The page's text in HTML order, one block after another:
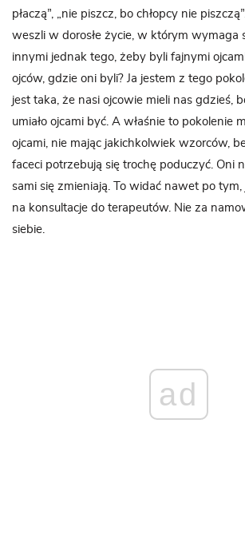
płaczą”, „nie piszcz, bo chłopcy nie
weszli w dorosłe życie, w którym wymaga
innymi jednak tego, żeby byli fajnymi
ojców, gdzie oni byli? Ja jestem z tego
jest taka, że nasi ojcowie mieli nas gdzieś,
umiało ojcami być. A właśnie to pokolenie
ojcami, nie mając jakichkolwiek wzorców,
faceci potrzebują się trochę poduczyć. Oni
sami się zmieniają. To widać nawet po
na konsultacje do terapeutów. Nie za
siebie.
ad